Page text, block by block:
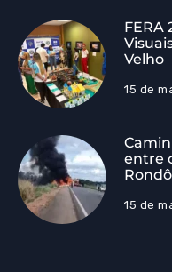
FERA
Velho
15 de
entre
15 de